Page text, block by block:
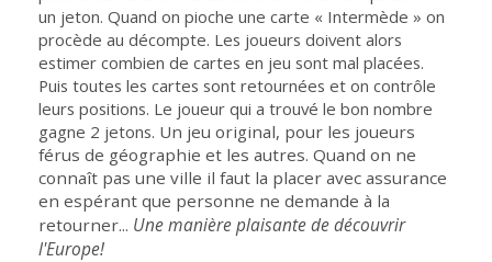
un jeton. Quand on pioche une carte « Intermède » on
procède au décompte. Les joueurs doivent alors
estimer combien de cartes en jeu sont mal placées.
Puis toutes les cartes sont retournées et on contrôle
leurs positions. Le joueur qui a trouvé le bon nombre
gagne 2 jetons. Un jeu original, pour les joueurs
férus de géographie et les autres. Quand on ne
connaît pas une ville il faut la placer avec assurance
en espérant que personne ne demande à la
retourner... Une manière plaisante de découvrir
l'Europe!